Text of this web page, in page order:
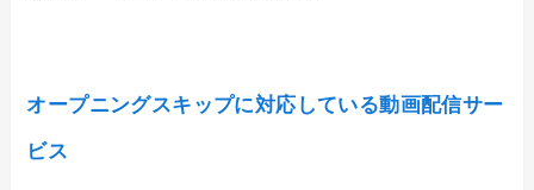
オープニングスキップに対応している動画配信サー
ビス